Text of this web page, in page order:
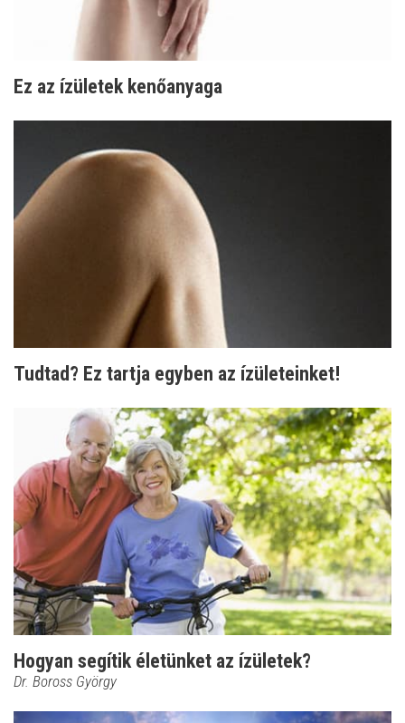
Ez az ízületek kenőanyaga
Tudtad? Ez tartja egyben az ízületeinket!
Hogyan segítik életünket az ízületek?
Dr. Boross György